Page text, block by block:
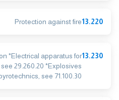
13.220
Protection against fire
13.230
*Electrical apparatus for
29.260.20 *Explosives
see 71.100.30